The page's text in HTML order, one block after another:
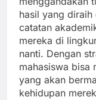
hasil yang
catatan
mereka di
nanti. Dengan
mahasiswa bisa
yang akan
kehidupan